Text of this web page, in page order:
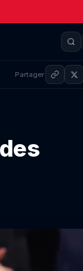
Partager